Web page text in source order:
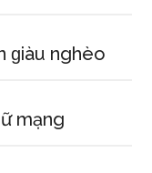
ɡiàu nghèo
mạng